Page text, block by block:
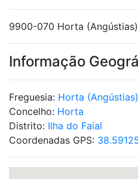
9900-070 Horta (Angústias)
Informação
Freguesia: Horta (Angústias)
Concelho: Horta
Distrito: Ilha do Faial
Coordenadas GPS: